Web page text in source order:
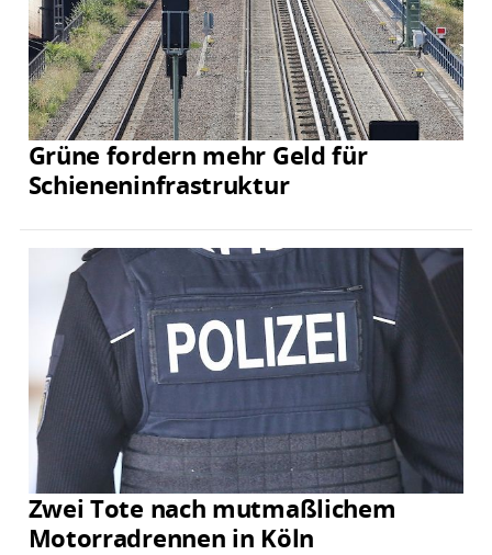
Grüne fordern mehr Geld für
Schieneninfrastruktur
Zwei Tote nach mutmaßlichem
Motorradrennen in Köln